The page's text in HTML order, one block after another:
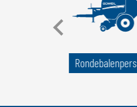
Rondebalenpers